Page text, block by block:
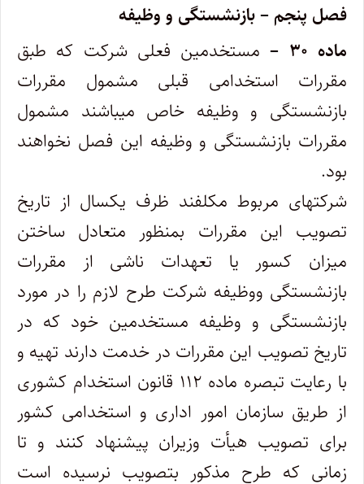
فصل پنجم – بازنشستگی و وظیفه
ماده ۳۰ –
مستخدمین فعلی شرکت که طبق
مقررات استخدامی قبلی مشمول مقررات
بازنشستگی و وظیفه خاص میباشند مشمول
مقررات‌ بازنشستگی و وظیفه این فصل نخواهند
بود.
‌شرکتهای مربوط مکلفند ظرف یکسال از تاریخ
تصویب این مقررات بمنظور متعادل ساختن
میزان کسور یا تعهدات ناشی از مقررات
بازنشستگی و‌وظیفه شرکت طرح لازم را در مورد
بازنشستگی و وظیفه مستخدمین خود که در
تاریخ تصویب این مقررات در خدمت دارند تهیه و
با رعایت تبصره‌ ماده ۱۱۲ قانون استخدام کشوری
از طریق سازمان امور اداری و استخدامی کشور
برای تصویب هیأت وزیران پیشنهاد کنند و تا
زمانی که طرح مذکور بتصویب نرسیده است